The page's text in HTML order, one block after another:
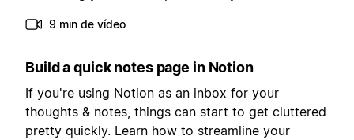
9 min de vídeo
Build a quick notes page in Notion
If you're using Notion as an inbox for your
thoughts & notes, things can start to get cluttered
pretty quickly. Learn how to streamline your